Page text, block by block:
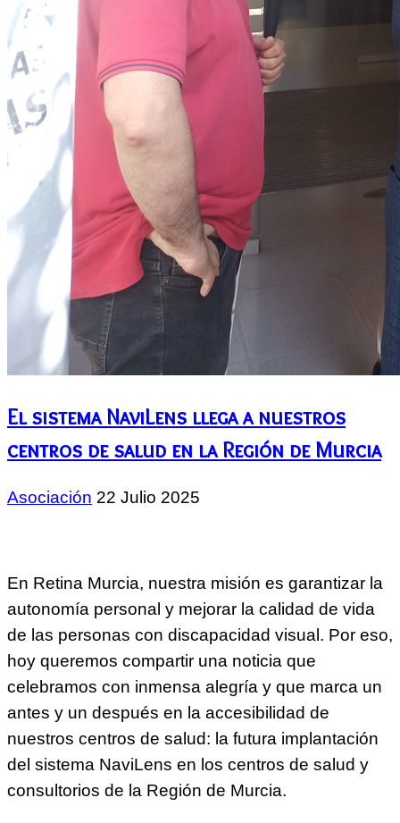
El sistema NaviLens llega a nuestros
centros de salud en la Región de Murcia
Asociación 22 Julio 2025
En Retina Murcia, nuestra misión es garantizar la
autonomía personal y mejorar la calidad de vida
de las personas con discapacidad visual. Por eso,
hoy queremos compartir una noticia que
celebramos con inmensa alegría y que marca un
antes y un después en la accesibilidad de
nuestros centros de salud: la futura implantación
del sistema NaviLens en los centros de salud y
consultorios de la Región de Murcia.